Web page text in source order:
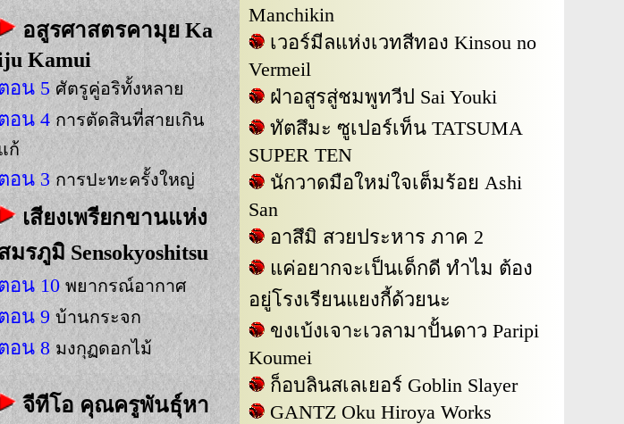
อสูรศาสตรคามุย Ka
Kamui
อน 5 ศัตรูคู่อริทั้งหลาย
อน 4 การตัดสินที่สายเกิน
ก้
อน 3 การปะทะครั้งใหญ่
เสียงเพรียกขานแห่ง
มรภูมิ Sensokyoshitsu
อน 10 พยากรณ์อากาศ
อน 9 บ้านกระจก
อน 8 มงกุฏดอกไม้
จีทีโอ คุณครูพันธุ์หา
Manchikin
เวอร์มีลแห่งเวทสีทอง Kinsou no
Vermeil
ฝ่าอสูรสู่ชมพูทวีป Sai Youki
ทัตสึมะ ซูเปอร์เท็น TATSUMA
SUPER TEN
นักวาดมือใหม่ใจเต็มร้อย Ashi
San
อาสึมิ สวยประหาร ภาค 2
แค่อยากจะเป็นเด็กดี ทำไม ต้อง
อยู่โรงเรียนแยงกี้ด้วยนะ
ขงเบ้งเจาะเวลามาปั้นดาว Paripi
Koumei
ก็อบลินสเลเยอร์ Goblin Slayer
GANTZ Oku Hiroya Works